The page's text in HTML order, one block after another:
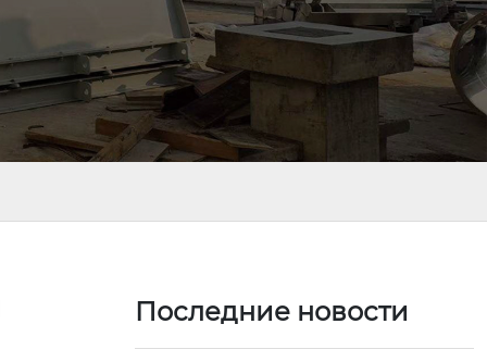
Последние новости